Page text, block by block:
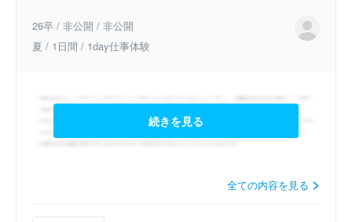
26卒 / 非公開 / 非公開
夏 / 1日間 / 1day仕事体験
続きを見る
全ての内容を見る